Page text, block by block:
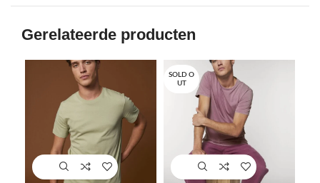
Gerelateerde producten
SOLD O
UT